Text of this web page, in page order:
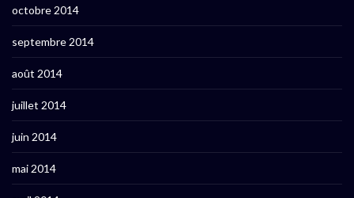
octobre 2014
septembre 2014
août 2014
juillet 2014
juin 2014
mai 2014